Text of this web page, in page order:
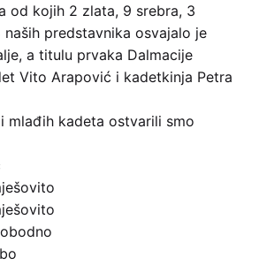
od kojih 2 zlata, 9 srebra, 3
predstavnika osvajalo je
a titulu prvaka Dalmacije
Vito Arapović i kadetkinja Petra
mlađih kadeta ostvarili smo